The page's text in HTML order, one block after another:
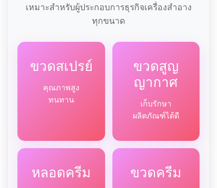
เหมาะสำหรับผู้ประกอบการธุรกิจเครื่องสำอาง
ทุกขนาด
ขวดสเปรย์
คุณภาพสูง
ทนทาน
ขวดสูญ
ญากาศ
เก็บรักษา
ผลิตภัณฑ์ได้ดี
หลอดครีม ขวดครีม